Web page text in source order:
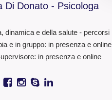
Di Donato - Psicologa
dinamica e della salute - percorsi
e in gruppo: in presenza e online
in presenza e online